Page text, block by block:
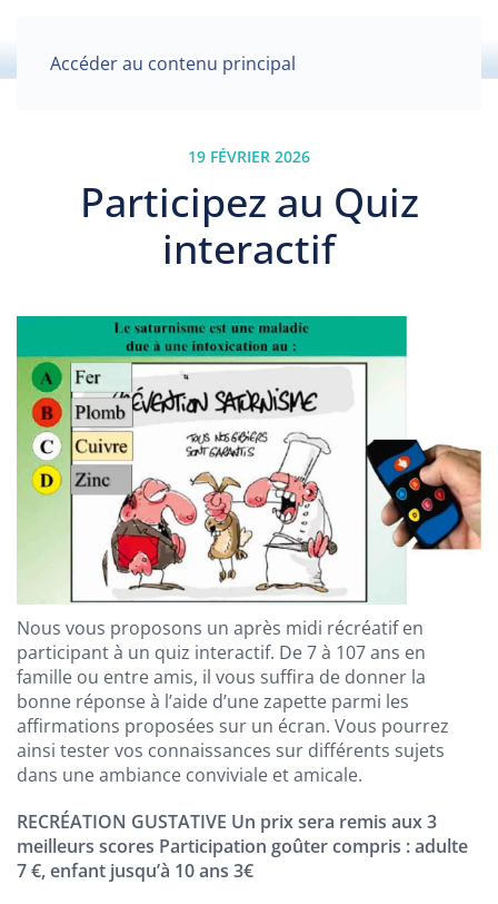
Accéder au contenu principal
19 FÉVRIER 2026
Participez au Quiz
interactif
Nous vous proposons un après midi récréatif en
participant à un quiz interactif. De 7 à 107 ans en
famille ou entre amis, il vous suffira de donner la
bonne réponse à l’aide d’une zapette parmi les
affirmations proposées sur un écran. Vous pourrez
ainsi tester vos connaissances sur différents sujets
dans une ambiance conviviale et amicale.
RECRÉATION GUSTATIVE Un prix sera remis aux 3
meilleurs scores Participation goûter compris : adulte
7 €, enfant jusqu’à 10 ans 3€